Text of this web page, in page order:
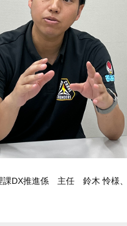
課DX推進係 主任 鈴木 怜様